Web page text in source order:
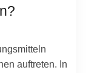
auftreten. In